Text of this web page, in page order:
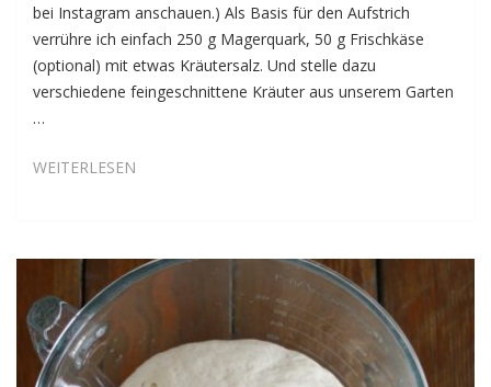
bei Instagram anschauen.) Als Basis für den Aufstrich
verrühre ich einfach 250 g Magerquark, 50 g Frischkäse
(optional) mit etwas Kräutersalz. Und stelle dazu
verschiedene feingeschnittene Kräuter aus unserem Garten
…
WEITERLESEN